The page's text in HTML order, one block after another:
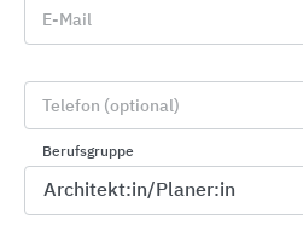
Service@OBO
E-Mail
Telefon (optional)
Berufsgruppe